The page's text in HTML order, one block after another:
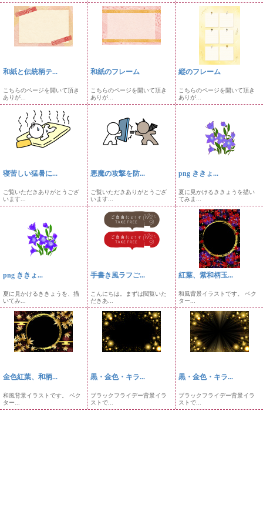
和紙と伝統柄テ...
こちらのページを開いて頂き
ありが...
和紙のフレーム
こちらのページを開いて頂き
ありが...
縦のフレーム
こちらのページを開いて頂き
ありが...
寝苦しい猛暑に...
ご覧いただきありがとうござ
います...
悪魔の攻撃を防...
ご覧いただきありがとうござ
います...
png ききょ...
夏に見かけるききょうを描い
てみま...
png ききょ...
夏に見かけるききょうを、描
いてみ...
手書き風ラフご...
こんにちは。まずは閲覧いた
だきあ...
紅葉、紫和柄玉...
和風背景イラストです。 ベク
ター...
金色紅葉、和柄...
和風背景イラストです。 ベク
ター...
黒・金色・キラ...
ブラックフライデー背景イラ
ストで...
黒・金色・キラ...
ブラックフライデー背景イラ
ストで...